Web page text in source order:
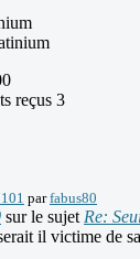
reçus 3
parfabus80
sur le sujet Re:
il victime de